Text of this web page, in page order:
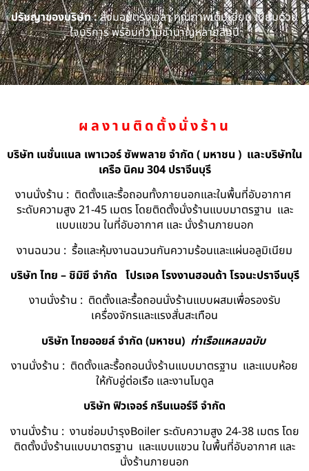
ปรัชญาของบริษัท :ส่งมอบตรงเวลา คุณภาพเต็มเยี่ยม เปี่ยมด้วย
ใจบริการ พร้อมความชำนาญหลายสิบปี
ผลงานติดตั้งนั่งร้าน
บริษัท เนชั่นแนล เพาเวอร์ ซัพพลาย จำกัด ( มหาชน ) และบริษัทใน
เครือ นิคม 304 ปราจีนบุรี
งานนั่งร้าน : ติดตั้งและรื้อถอนทั้งภายนอกและในพื้นที่อับอากาศ
ระดับความสูง 21-45 เมตร โดยติดตั้งนั่งร้านแบบมาตรฐาน และ
แบบแขวน ในที่อับอากาศ และ นั่งร้านภายนอก
งานฉนวน : รื้อและหุ้มงานฉนวนกันความร้อนและแผ่นอลูมิเนียม
บริษัท ไทย – ชิมิซึ จำกัด โปรเจค โรงงานฮอนด้า โรจนะปราจีนบุรี
งานนั่งร้าน : ติดตั้งและรื้อถอนนั่งร้านแบบผสมเพื่อรองรับ
เครื่องจักรและแรงสั่นสะเทือน
บริษัท ไทยออยล์ จํากัด (มหาชน) ท่าเรือแหลมฉบับ
งานนั่งร้าน : ติดตั้งและรื้อถอนนั่งร้านแบบมาตรฐาน และแบบห้อย
ให้กับอู่ต่อเรือ และงานโมดูล
บริษัท ฟิวเจอร์ กรีนเนอร์จี จำกัด
งานนั่งร้าน : งานซ่อมบำรุงBoiler ระดับความสูง 24-38 เมตร โดย
ติดตั้งนั่งร้านแบบมาตรฐาน และแบบแขวน ในพื้นที่อับอากาศ และ
นั่งร้านภายนอก